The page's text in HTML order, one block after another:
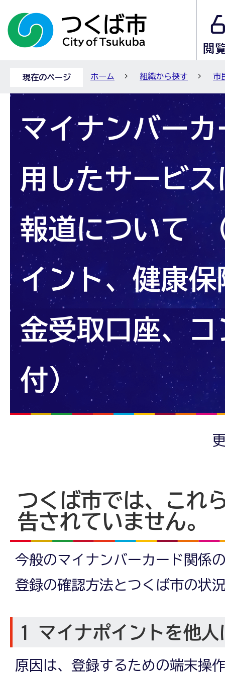
現在のページ ホーム 組織から探す 市
マイナンバーカ
用したサービ
報道について
イント、健康
金受取口座、コ
付）
つくば市では、これ
告されていません。
今般のマイナンバーカード関係
登録の確認方法とつくば市の状
1 マイナポイントを他人
原因は、登録するための端末操